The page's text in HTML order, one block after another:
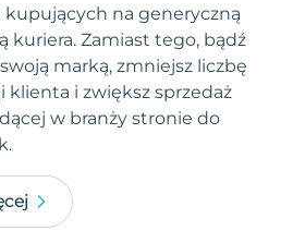
kupujących na generyczną
kuriera. Zamiast tego, bądź
marką, zmniejsz liczbę
klienta i zwiększ sprzedaż
w branży stronie do